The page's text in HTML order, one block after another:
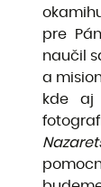
pre
naučil
a
kde aj